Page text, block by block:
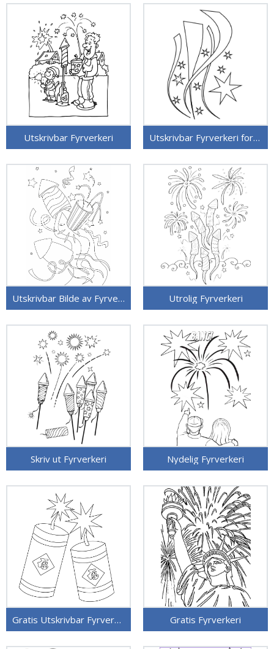
Utskrivbar Fyrverkeri Utskrivbar Fyrverkeri for Barn
Utskrivbar Bilde av Fyrverkeri Utrolig Fyrverkeri
Skriv ut Fyrverkeri Nydelig Fyrverkeri
Gratis Utskrivbar Fyrverkeri Gratis Fyrverkeri